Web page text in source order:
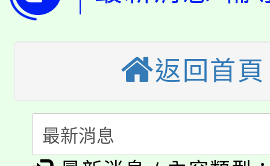
代理(課)教師甄選結果(
公告本校115學年度第
代理(課)教師甄選結果(
轉知中國文化大學推廣
《TA101》溝通分析基
程，歡迎學生輔導中心
心理、諮商輔導、社會
轉知苗栗縣政府辦理
縣市「校園短影音徵選
門員」簡章及活動海報
桃園市115學年度學生
要點
「桃園市補助參觀特色
淨零綠領人才培育課程
返回首頁